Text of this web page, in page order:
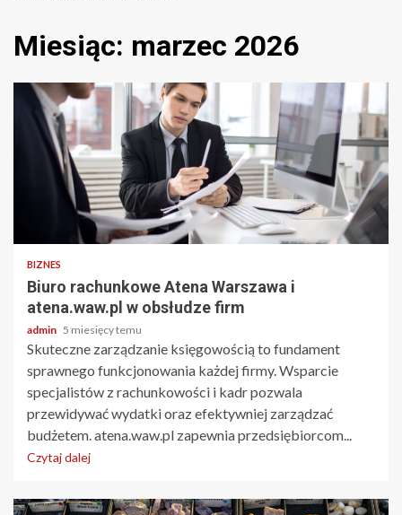
Miesiąc: marzec 2026
3 min odczytu
BIZNES
Biuro rachunkowe Atena Warszawa i
atena.waw.pl w obsłudze firm
admin 5 miesięcy temu
Skuteczne zarządzanie księgowością to fundament
sprawnego funkcjonowania każdej firmy. Wsparcie
specjalistów z rachunkowości i kadr pozwala
przewidywać wydatki oraz efektywniej zarządzać
budżetem. atena.waw.pl zapewnia przedsiębiorcom...
Czytaj dalej